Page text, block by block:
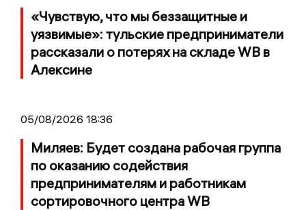
«Чувствую, что мы беззащитные и
уязвимые»: тульские предприниматели
рассказали о потерях на складе WB в
Алексине
05/08/2026 18:36
Миляев: Будет создана рабочая группа
по оказанию содействия
предпринимателям и работникам
сортировочного центра WB